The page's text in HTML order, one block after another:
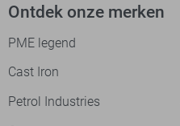
Ontdek onze merken
PME legend
Cast Iron
Petrol Industries